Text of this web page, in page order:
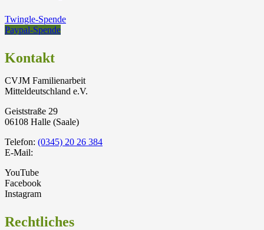
Twingle-Spende
Paypal-Spende
Kontakt
CVJM Familienarbeit
Mitteldeutschland e.V.
Geiststraße 29
06108 Halle (Saale)
Telefon: (0345) 20 26 384
E-Mail:
YouTube
Facebook
Instagram
Rechtliches